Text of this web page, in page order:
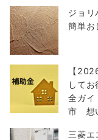
ジョリ
簡単お
【
して
全ガ
市 想
三菱エ